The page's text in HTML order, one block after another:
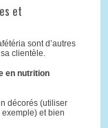
et
sont d’autres
clientèle.
en nutrition
décorés (utiliser
et bien